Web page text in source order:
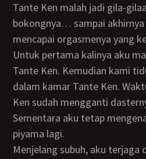
Tante Ken malah jadi gila-gilaan mengayun
bokongnya… sampai
mencapai orgasmenya yang
Untuk pertama kalinya aku mandi bareng dengan
Tante Ken. Kemudian kami
dalam kamar Tante Ken.
Ken sudah mengganti
Sementara aku tetap
piyama lagi.
Menjelang subuh, aku terjaga dan merasakan sesuatu